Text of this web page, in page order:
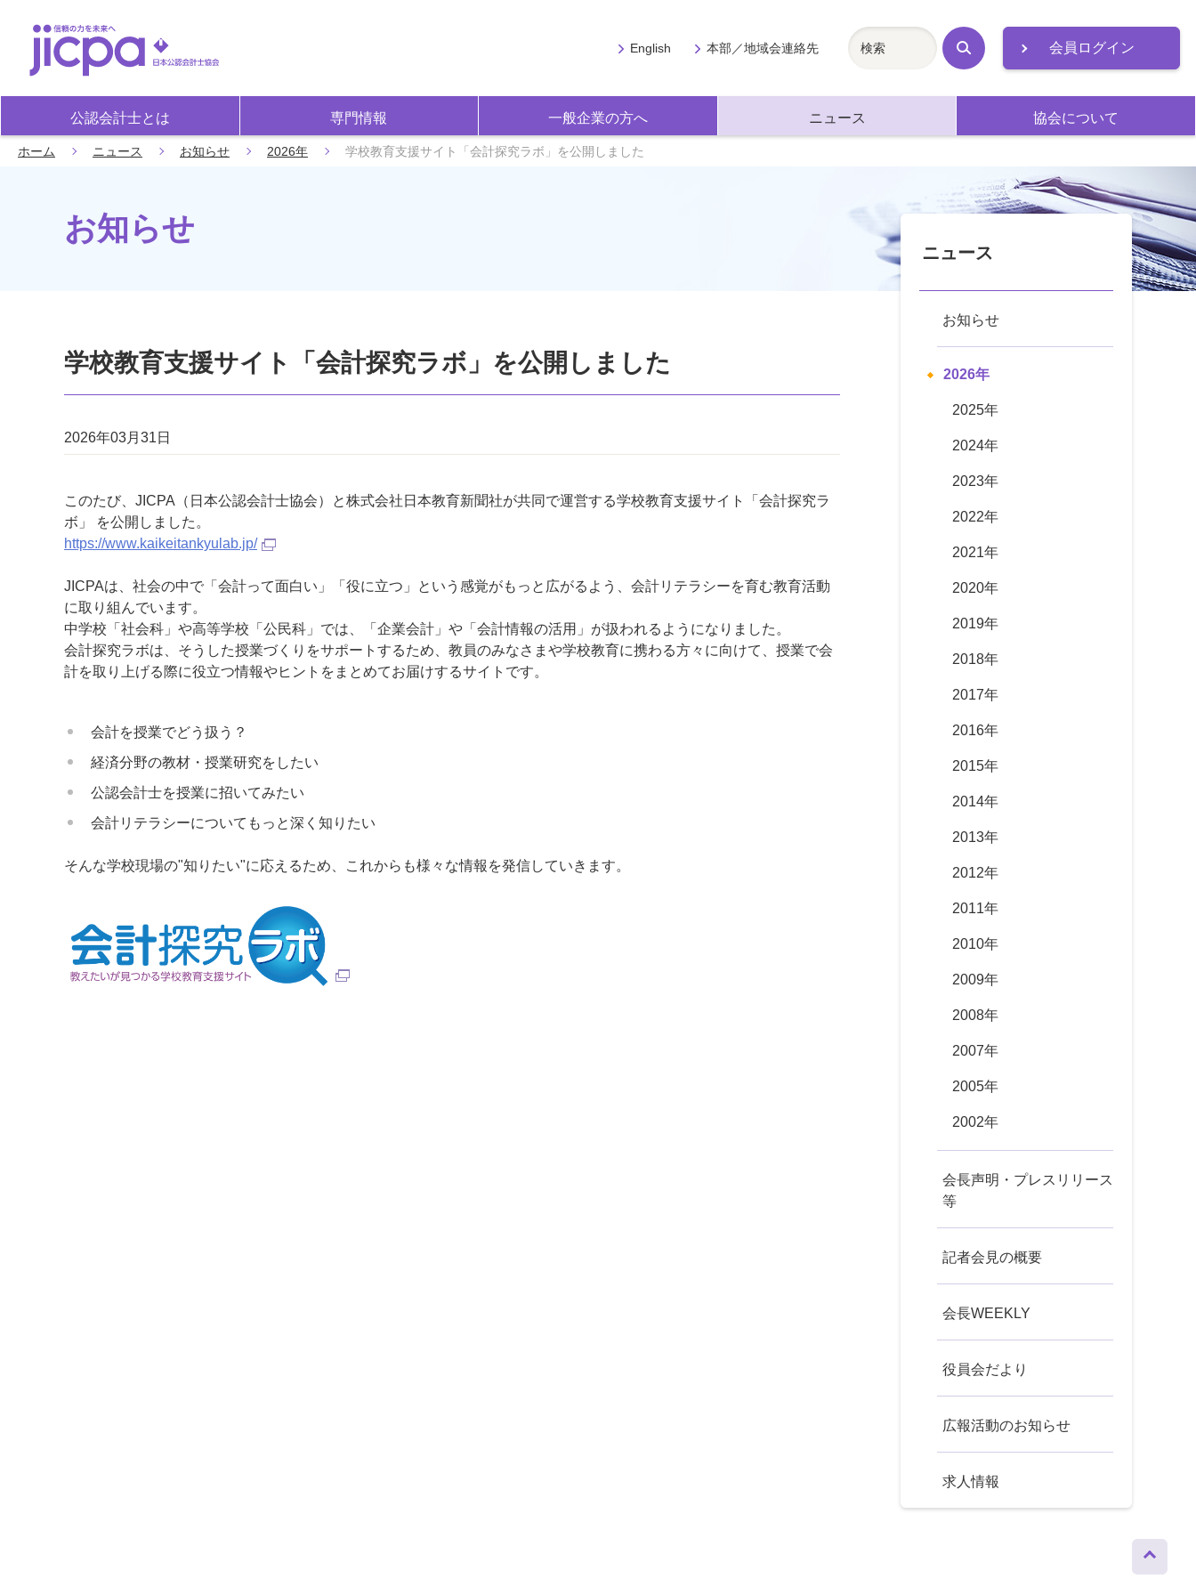
会員ログイン
公認会計士とは 専門情報 一般企業の方へ ニュース 協会について
English 本部／地域会連絡先
検
索
ホーム ニュース お知らせ 2026年 学校教育支援サイト「会計探究ラボ」を公開しました
お知らせ
学校教育支援サイト「会計探究ラボ」を公開しました
2026年03月31日
このたび、JICPA（日本公認会計士協会）と株式会社日本教育新聞社が共同で運営する学校教育支援サイト「会計探究ラ
ボ」 を公開しました。
https://www.kaikeitankyulab.jp/
JICPAは、社会の中で「会計って面白い」「役に立つ」という感覚がもっと広がるよう、会計リテラシーを育む教育活動
に取り組んでいます。
中学校「社会科」や高等学校「公民科」では、「企業会計」や「会計情報の活用」が扱われるようになりました。
会計探究ラボは、そうした授業づくりをサポートするため、教員のみなさまや学校教育に携わる方々に向けて、授業で会
計を取り上げる際に役立つ情報やヒントをまとめてお届けするサイトです。
会計を授業でどう扱う？
経済分野の教材・授業研究をしたい
公認会計士を授業に招いてみたい
会計リテラシーについてもっと深く知りたい
そんな学校現場の"知りたい"に応えるため、これからも様々な情報を発信していきます。
ニュース
お知らせ
2026年
2025年
2024年
2023年
2022年
2021年
2020年
2019年
2018年
2017年
2016年
2015年
2014年
2013年
2012年
2011年
2010年
2009年
2008年
2007年
2005年
2002年
会長声明・プレスリリース
等
記者会見の概要
会長WEEKLY
役員会だより
広報活動のお知らせ
求人情報
ップへ